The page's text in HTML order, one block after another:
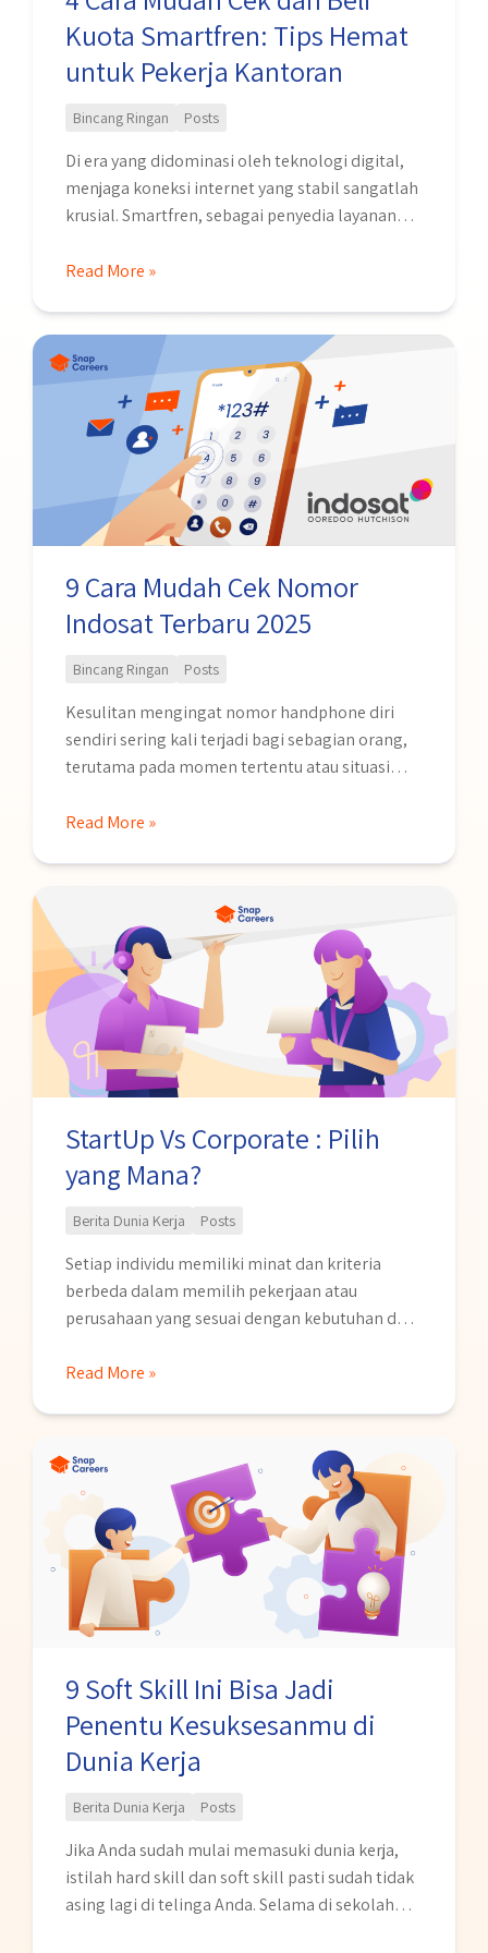
Kuota Smartfren: Tips Hemat
untuk Pekerja Kantoran
Bincang Ringan Posts
Di era yang didominasi oleh teknologi digital,
menjaga koneksi internet yang stabil sangatlah
krusial. Smartfren, sebagai penyedia layanan
menawarkan berbagai metode efisien untuk
digunakan. Pada tahun 2024, Smartfren telah
memperbarui dan memperkenalkan empat
metode baru yang memudahkan pengguna …
Hemat
untuk
Pekerja
Kantoran
Read More »
9 Cara Mudah Cek Nomor
Indosat Terbaru 2025
Bincang Ringan Posts
Kesulitan mengingat nomor handphone diri
sendiri sering kali terjadi bagi sebagian orang,
terutama pada momen tertentu atau situasi
yang sering membuat lupa, contoh: nomor baru
aktif, bahkan karena malas mengingatnya.
Padahal, mengingat nomor handphone
merupakan hal yang penting dan …
Cara
Cek
Terbaru
2025
Read More »
StartUp Vs Corporate : Pilih
yang Mana?
Berita Dunia Kerja Posts
Setiap individu memiliki minat dan kriteria
berbeda dalam memilih pekerjaan atau
perusahaan yang sesuai dengan kebutuhan dan
yang sering dipilih adalah StartUp dan
maupun potensi pertumbuhan karir, keduanya
juga memiliki kelebihan dan kekurangan yang
harus dipertimbangkan matang-matang …
Corporate
:
yang
Mana?
Read More »
9 Soft Skill Ini Bisa Jadi
Penentu Kesuksesanmu di
Dunia Kerja
Berita Dunia Kerja Posts
Jika Anda sudah mulai memasuki dunia kerja,
istilah hard skill dan soft skill pasti sudah tidak
asing lagi di telinga Anda. Selama di sekolah
Soft
Bisa
Jadi
Penentu
Kesuksesanmu
Dunia
Kerja